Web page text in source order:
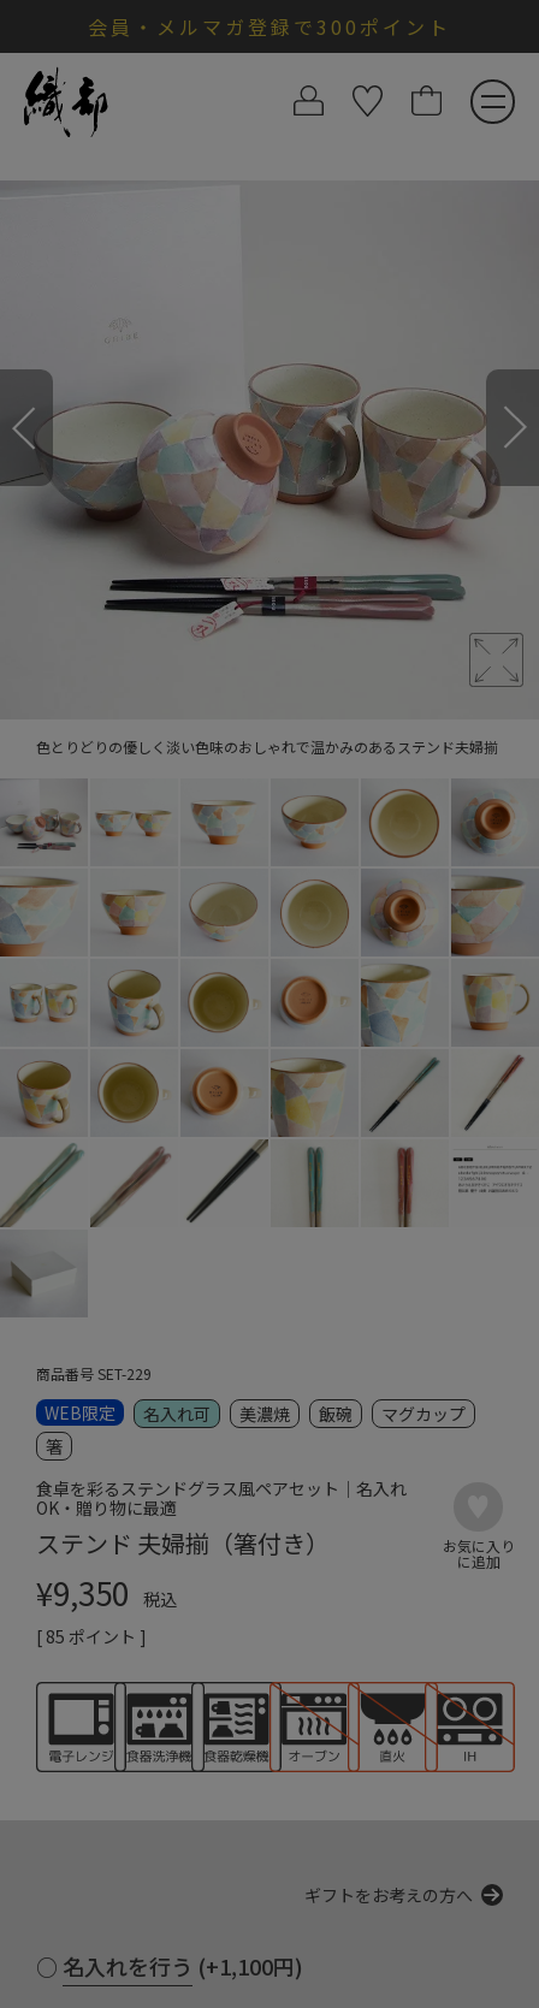
会員・メルマガ登録で300ポイント
色とりどりの優しく淡い色味のおしゃれで温かみのあるステンド夫婦揃
商品番号SET-229
WEB限定 名入れ可 美濃焼 飯碗
マグカップ
箸
食卓を彩るステンドグラス風ペアセット｜名入れ
OK・贈り物に最適
ステンド 夫婦揃（箸付き）
¥9,350
税込
[ 85 ポイント ]
ギフトをお考えの方へ
名入れを行う (+1,100円)